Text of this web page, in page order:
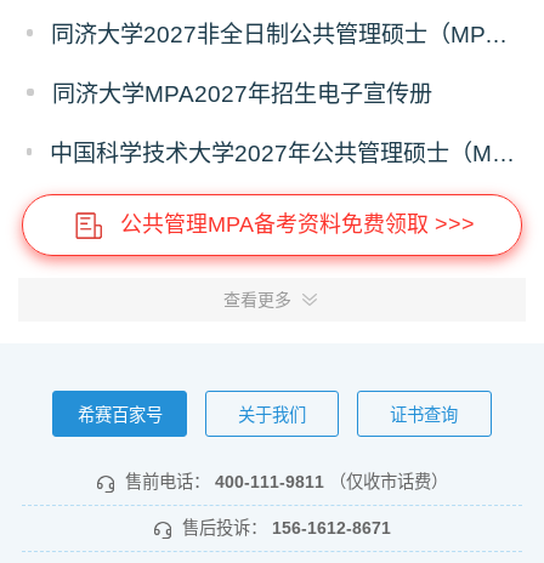
同济大学2027非全日制公共管理硕士（MPA）奖学金方案
同济大学MPA2027年招生电子宣传册
中国科学技术大学2027年公共管理硕士（MPA）专业学位研究生招生通知
公共管理MPA备考资料免费领取 >>>
查看更多
希赛百家号 关于我们 证书查询
售前电话： 400-111-9811 （仅收市话费）
售后投诉： 156-1612-8671